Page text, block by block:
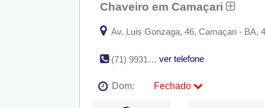
Dom:
Fechado
Chaveiro em Camaçari
Av. Luis Gonzaga, 46, Camaçari - BA,
(71) 99314-5236 ver telefone
Dom:
Fechado